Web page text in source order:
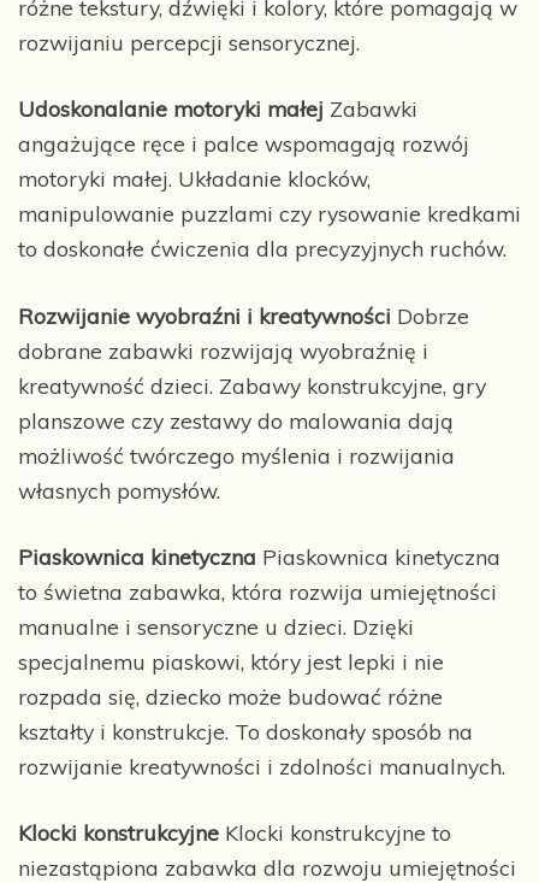
różne tekstury, dźwięki i kolory, które pomagają w
rozwijaniu percepcji sensorycznej.
Udoskonalanie motoryki małej Zabawki
angażujące ręce i palce wspomagają rozwój
motoryki małej. Układanie klocków,
manipulowanie puzzlami czy rysowanie kredkami
to doskonałe ćwiczenia dla precyzyjnych ruchów.
Rozwijanie wyobraźni i kreatywności Dobrze
dobrane zabawki rozwijają wyobraźnię i
kreatywność dzieci. Zabawy konstrukcyjne, gry
planszowe czy zestawy do malowania dają
możliwość twórczego myślenia i rozwijania
własnych pomysłów.
Piaskownica kinetyczna Piaskownica kinetyczna
to świetna zabawka, która rozwija umiejętności
manualne i sensoryczne u dzieci. Dzięki
specjalnemu piaskowi, który jest lepki i nie
rozpada się, dziecko może budować różne
kształty i konstrukcje. To doskonały sposób na
rozwijanie kreatywności i zdolności manualnych.
Klocki konstrukcyjne Klocki konstrukcyjne to
niezastąpiona zabawka dla rozwoju umiejętności